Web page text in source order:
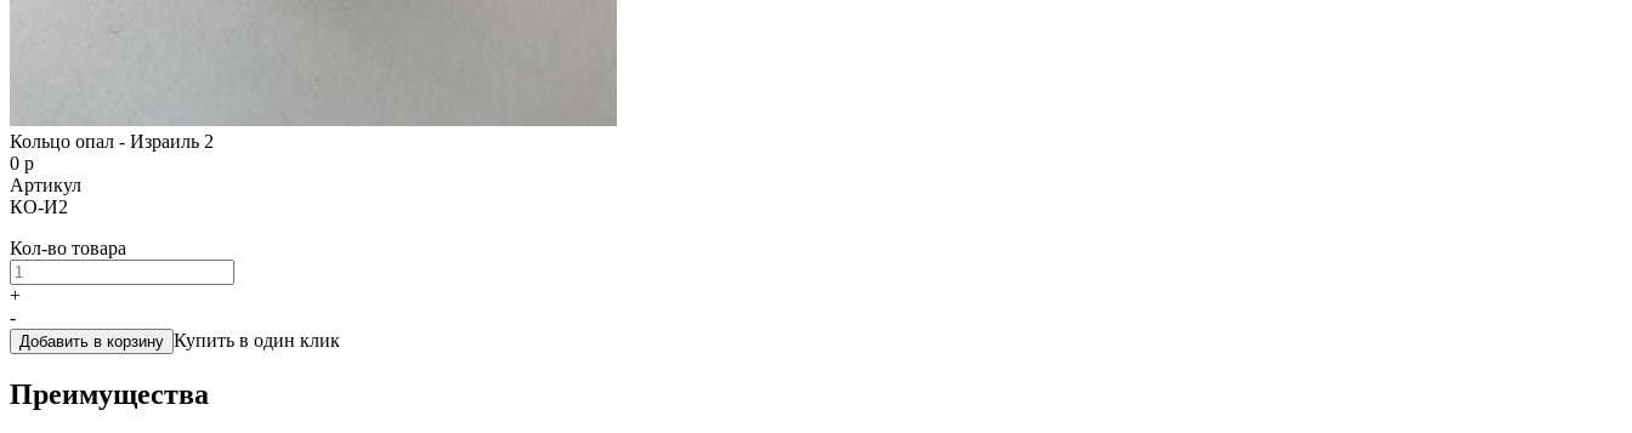
Кольцо опал - Израиль 2
0 р
Артикул
КО-И2
Кол-во товара
+
-
Добавить в корзину Купить в один клик
Преимущества